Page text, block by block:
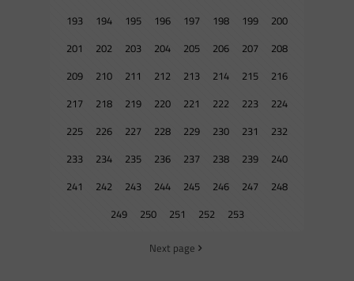
193
194 195 196 197 198 199
200
201
202 203 204 205 206 207
208
209
210 211 212 213 214 215
216
217
218 219 220 221 222 223
224
225
226 227 228 229 230 231
232
233
234 235 236 237 238 239
240
241
242 243 244 245 246 247
248
249
250 251 252 253
Next page